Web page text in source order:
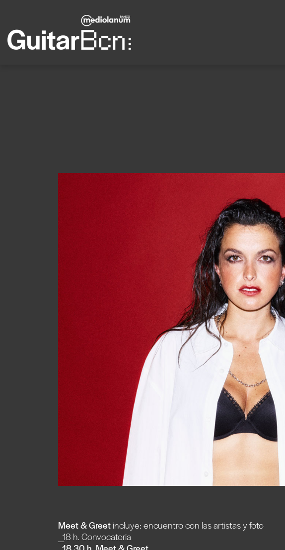
Meet & Greet incluye: encuentro con las artistas y foto
_18 h. Convocatoria